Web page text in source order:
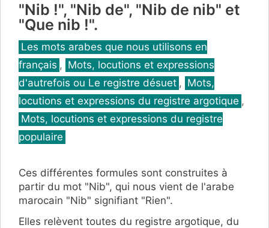
"Nib !", "Nib de", "Nib de nib" et
"Que nib !".
Catégories
Les mots arabes que nous utilisons en
français , Mots, locutions et expressions
d'autrefois ou Le registre désuet , Mots,
locutions et expressions du registre argotique ,
Mots, locutions et expressions du registre
populaire
Ces différentes formules sont construites à
partir du mot "Nib", qui nous vient de l'arabe
marocain "Nib" signifiant "Rien".
Elles relèvent toutes du registre argotique, du